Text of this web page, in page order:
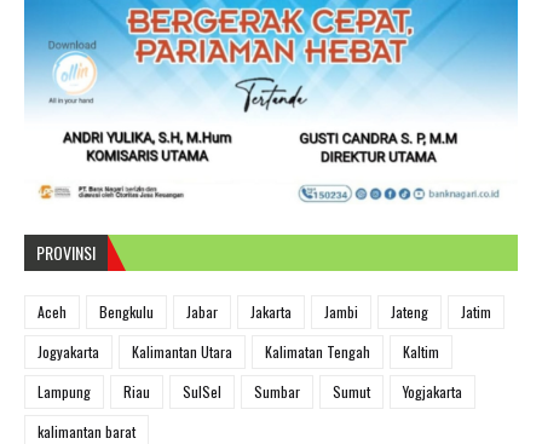
PROVINSI
Aceh Bengkulu Jabar Jakarta Jambi Jateng
Jatim
Jogyakarta
Kalimantan Utara Kalimatan Tengah
Kaltim
Lampung
Riau SulSel Sumbar Sumut
Yogjakarta
kalimantan barat